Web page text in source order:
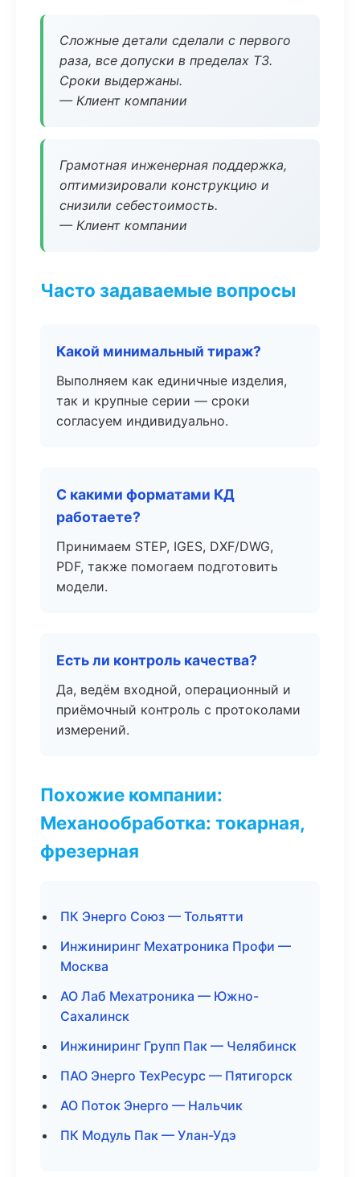
Сложные детали сделали с первого
раза, все допуски в пределах ТЗ.
Сроки выдержаны.
— Клиент компании
Грамотная инженерная поддержка,
оптимизировали конструкцию и
снизили себестоимость.
— Клиент компании
Часто задаваемые вопросы
Какой минимальный тираж?
Выполняем как единичные изделия,
так и крупные серии — сроки
согласуем индивидуально.
С какими форматами КД
работаете?
Принимаем STEP, IGES, DXF/DWG,
PDF, также помогаем подготовить
модели.
Есть ли контроль качества?
Да, ведём входной, операционный и
приёмочный контроль с протоколами
измерений.
Похожие компании:
Механообработка: токарная,
фрезерная
ПК Энерго Союз — Тольятти
Инжиниринг Мехатроника Профи —
Москва
АО Лаб Мехатроника — Южно-
Сахалинск
Инжиниринг Групп Пак — Челябинск
ПАО Энерго ТехРесурс — Пятигорск
АО Поток Энерго — Нальчик
ПК Модуль Пак — Улан-Удэ